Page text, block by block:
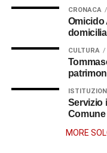
CRONACA
Omicido
CULTURA
Servizio
MORE